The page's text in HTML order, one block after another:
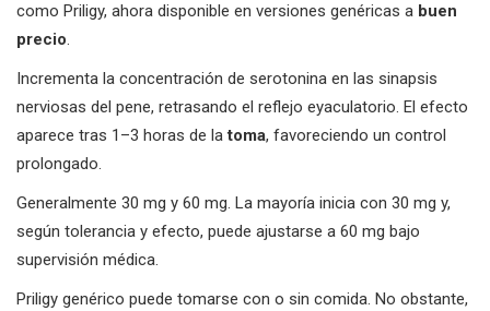
como Priligy, ahora disponible en versiones genéricas a buen
precio.
Incrementa la concentración de serotonina en las sinapsis
nerviosas del pene, retrasando el reflejo eyaculatorio. El efecto
aparece tras 1–3 horas de latoma, favoreciendo un control
prolongado.
Generalmente 30 mg y 60 mg. La mayoría inicia con 30 mg y,
según tolerancia y efecto, puede ajustarse a 60 mg bajo
supervisión médica.
Priligy genérico puede tomarse con o sin comida. No obstante,